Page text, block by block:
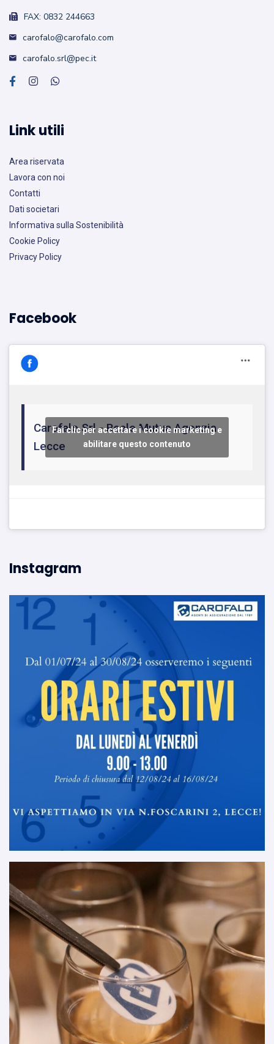
FAX: 0832 244663
carofalo@carofalo.com
carofalo.srl@pec.it
Link utili
Area riservata
Lavora con noi
Contatti
Dati societari
Informativa sulla Sostenibilità
Cookie Policy
Privacy Policy
Facebook
Carofalo Srl - Reale Mutua Agenzia
Lecce
Fai clic per accettare i cookie marketing e
abilitare questo contenuto
Instagram